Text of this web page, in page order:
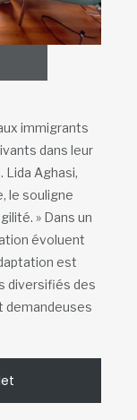
immigrants
dans leur
Lida Aghasi,
le souligne
» Dans un
évoluent
est
diversifiés des
demandeuses